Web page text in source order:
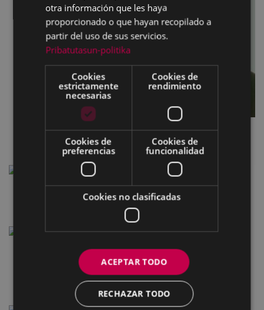
Toribio Etxeberria (1887-1968)
Romualdo Galdos (1885-1953)
otra información que les haya
proporcionado o que hayan recopilado a
partir del uso de sus servicios.
Pribatutasun-politika
Cookies
estrictamente
necesarias
Cookies de
rendimiento
Cookies de
preferencias
Cookies de
funcionalidad
Cookies no clasificadas
ACEPTAR TODO
RECHAZAR TODO